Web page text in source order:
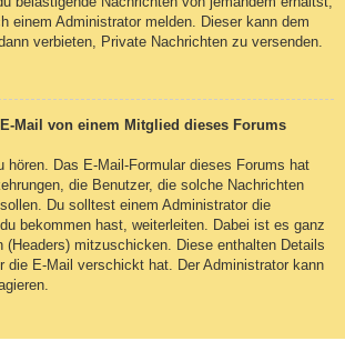
einem Administrator melden. Dieser kann dem
verbieten, Private Nachrichten zu versenden.
Mail von einem Mitglied dieses Forums
hören. Das E-Mail-Formular dieses Forums hat
die Benutzer, die solche Nachrichten
Du solltest einem Administrator die
bekommen hast, weiterleiten. Dabei ist es ganz
(Headers) mitzuschicken. Diese enthalten Details
die E-Mail verschickt hat. Der Administrator kann